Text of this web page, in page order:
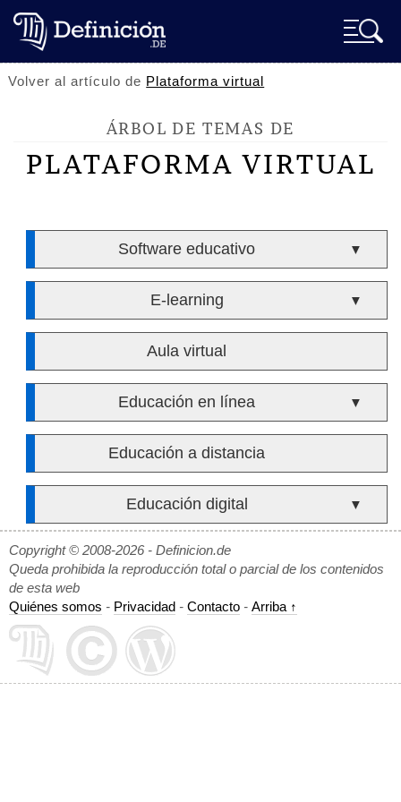
Volver al artículo de Plataforma virtual
ÁRBOL DE TEMAS DE
PLATAFORMA VIRTUAL
Software educativo ▼
E-learning ▼
Aula virtual
Educación en línea ▼
Educación a distancia
Educación digital ▼
Copyright © 2008-2026 - Definicion.de
Queda prohibida la reproducción total o parcial de los contenidos
de esta web
Quiénes somos - Privacidad - Contacto - Arriba ↑